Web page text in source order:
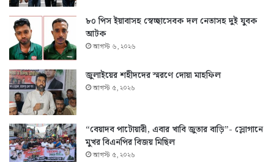
৮০ পিস ইয়াবাসহ স্বেচ্ছাসেবক দল নেতাসহ দুই যুবক
আটক
আগস্ট ৬, ২০২৬
জুলাইয়ের শহীদদের স্মরণে দোয়া মাহফিল
আগস্ট ৫, ২০২৬
“বেয়াদব পাটোয়ারী, এবার খাবি জুতার বাড়ি”- স্লোগানে
মুখর বিএনপির বিজয় মিছিল
আগস্ট ৫, ২০২৬